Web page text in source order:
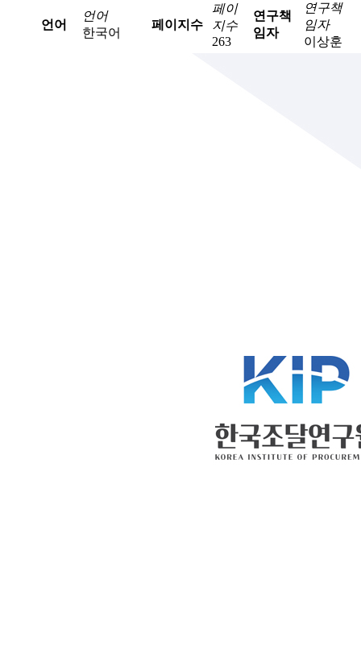
언어
언어
한국어
페이지수
페이
지수
263
연구책
임자
연구책
임자
이상훈